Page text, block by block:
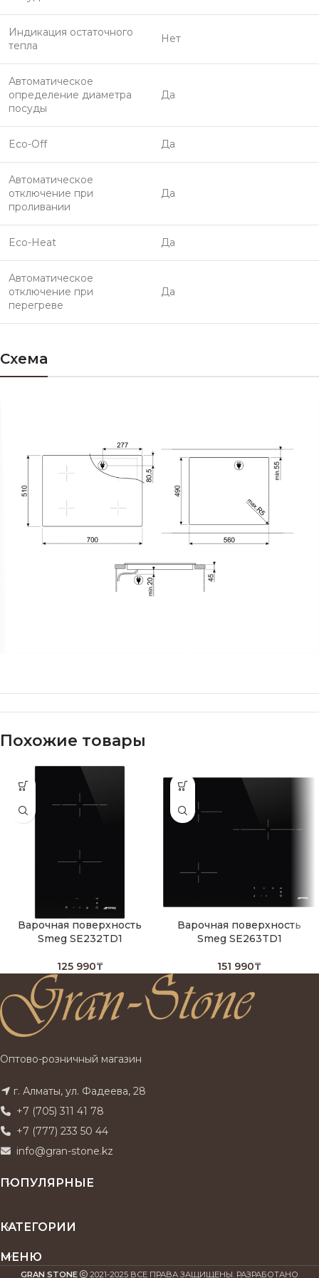
Индикация остаточного
тепла
Нет
Автоматическое
определение диаметра
посуды
Да
Eco-Off Да
Автоматическое
отключение при
проливании
Да
Eco-Heat Да
Автоматическое
отключение при
перегреве
Да
Схема
Похожие товары
Варочная поверхность
Smeg SE232TD1
125 990₸
Варочная поверхность
Smeg SE263TD1
151 990₸
Оптово-розничный магазин
г. Алматы, ул. Фадеева, 28
+7 (705) 311 41 78
+7 (777) 233 50 44
info@gran-stone.kz
ПОПУЛЯРНЫЕ
КАТЕГОРИИ
МЕНЮ
GRAN STONE 2021-2025 ВСЕ ПРАВА ЗАЩИЩЕНЫ. РАЗРАБОТАНО